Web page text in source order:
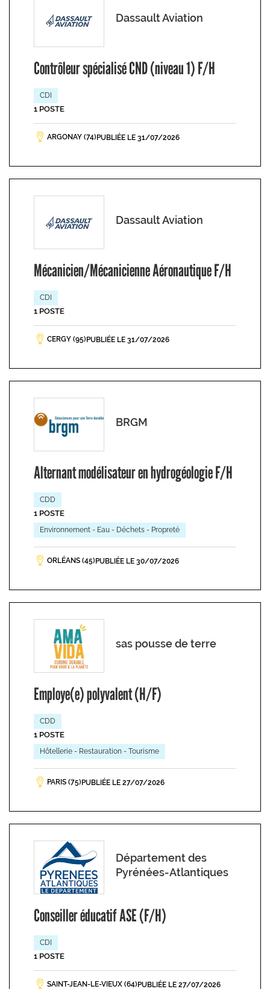
Dassault Aviation
Contrôleur spécialisé CND (niveau 1) F/H
CDI
1 POSTE
ARGONAY (74) PUBLIÉE LE 31/07/2026
Dassault Aviation
Mécanicien/Mécanicienne Aéronautique F/H
CDI
1 POSTE
CERGY (95) PUBLIÉE LE 31/07/2026
BRGM
Alternant modélisateur en hydrogéologie F/H
CDD
1 POSTE
Environnement - Eau - Déchets - Propreté
ORLÉANS (45) PUBLIÉE LE 30/07/2026
sas pousse de terre
Employe(e) polyvalent (H/F)
CDD
1 POSTE
Hôtellerie - Restauration - Tourisme
PARIS (75) PUBLIÉE LE 27/07/2026
Département des
Pyrénées-Atlantiques
Conseiller éducatif ASE (F/H)
CDI
1 POSTE
SAINT-JEAN-LE-VIEUX (64) PUBLIÉE LE 27/07/2026